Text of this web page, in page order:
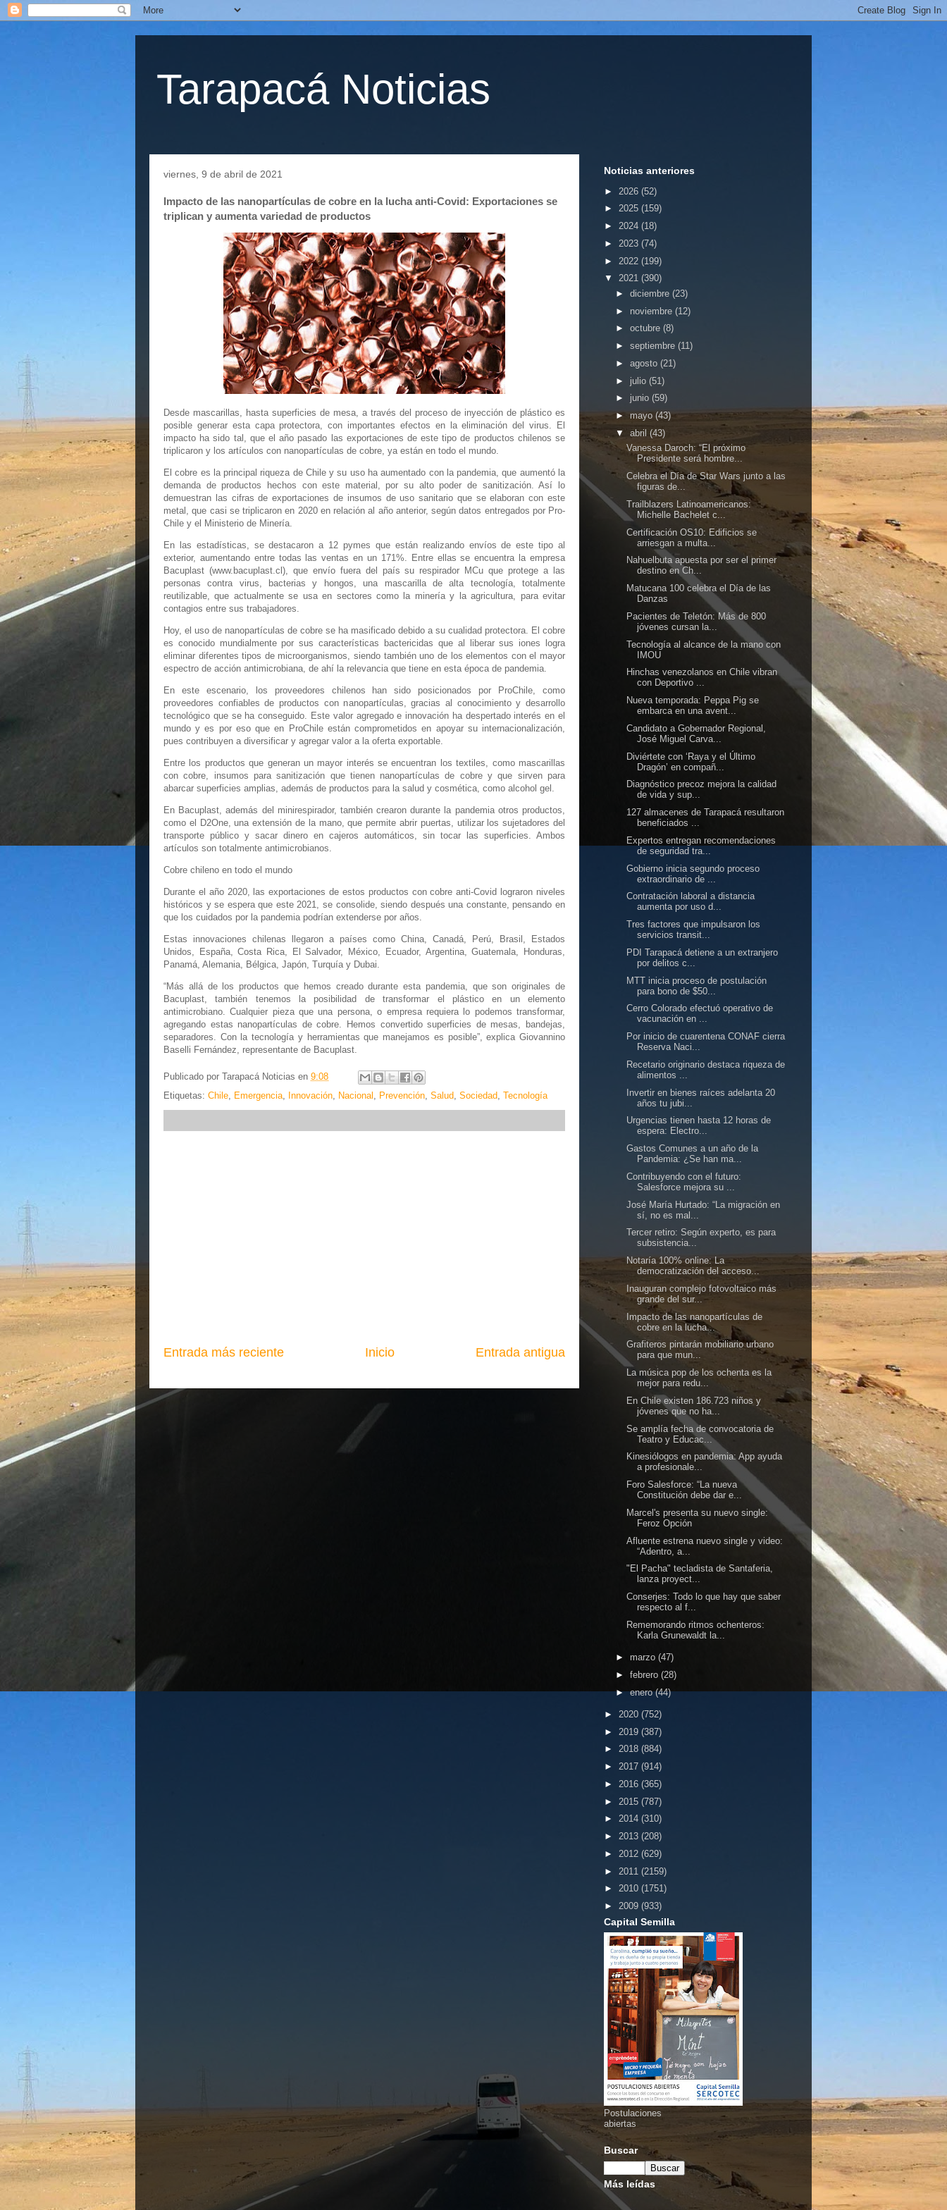
Tarapacá Noticias
viernes, 9 de abril de 2021
Impacto de las nanopartículas de cobre en la lucha anti-Covid: Exportaciones se
triplican y aumenta variedad de productos
Desde mascarillas, hasta superficies de mesa, a través del proceso de inyección de plástico es
posible generar esta capa protectora, con importantes efectos en la eliminación del virus. El
impacto ha sido tal, que el año pasado las exportaciones de este tipo de productos chilenos se
triplicaron y los artículos con nanopartículas de cobre, ya están en todo el mundo.
El cobre es la principal riqueza de Chile y su uso ha aumentado con la pandemia, que aumentó la
demanda de productos hechos con este material, por su alto poder de sanitización. Así lo
demuestran las cifras de exportaciones de insumos de uso sanitario que se elaboran con este
metal, que casi se triplicaron en 2020 en relación al año anterior, según datos entregados por Pro-
Chile y el Ministerio de Minería.
En las estadísticas, se destacaron a 12 pymes que están realizando envíos de este tipo al
exterior, aumentando entre todas las ventas en un 171%. Entre ellas se encuentra la empresa
Bacuplast (www.bacuplast.cl), que envío fuera del país su respirador MCu que protege a las
personas contra virus, bacterias y hongos, una mascarilla de alta tecnología, totalmente
reutilizable, que actualmente se usa en sectores como la minería y la agricultura, para evitar
contagios entre sus trabajadores.
Hoy, el uso de nanopartículas de cobre se ha masificado debido a su cualidad protectora. El cobre
es conocido mundialmente por sus características bactericidas que al liberar sus iones logra
eliminar diferentes tipos de microorganismos, siendo también uno de los elementos con el mayor
espectro de acción antimicrobiana, de ahí la relevancia que tiene en esta época de pandemia.
En este escenario, los proveedores chilenos han sido posicionados por ProChile, como
proveedores confiables de productos con nanopartículas, gracias al conocimiento y desarrollo
tecnológico que se ha conseguido. Este valor agregado e innovación ha despertado interés en el
mundo y es por eso que en ProChile están comprometidos en apoyar su internacionalización,
pues contribuyen a diversificar y agregar valor a la oferta exportable.
Entre los productos que generan un mayor interés se encuentran los textiles, como mascarillas
con cobre, insumos para sanitización que tienen nanopartículas de cobre y que sirven para
abarcar superficies amplias, además de productos para la salud y cosmética, como alcohol gel.
En Bacuplast, además del minirespirador, también crearon durante la pandemia otros productos,
como el D2One, una extensión de la mano, que permite abrir puertas, utilizar los sujetadores del
transporte público y sacar dinero en cajeros automáticos, sin tocar las superficies. Ambos
artículos son totalmente antimicrobianos.
Cobre chileno en todo el mundo
Durante el año 2020, las exportaciones de estos productos con cobre anti-Covid lograron niveles
históricos y se espera que este 2021, se consolide, siendo después una constante, pensando en
que los cuidados por la pandemia podrían extenderse por años.
Estas innovaciones chilenas llegaron a países como China, Canadá, Perú, Brasil, Estados
Unidos, España, Costa Rica, El Salvador, México, Ecuador, Argentina, Guatemala, Honduras,
Panamá, Alemania, Bélgica, Japón, Turquía y Dubai.
“Más allá de los productos que hemos creado durante esta pandemia, que son originales de
Bacuplast, también tenemos la posibilidad de transformar el plástico en un elemento
antimicrobiano. Cualquier pieza que una persona, o empresa requiera lo podemos transformar,
agregando estas nanopartículas de cobre. Hemos convertido superficies de mesas, bandejas,
separadores. Con la tecnología y herramientas que manejamos es posible”, explica Giovannino
Baselli Fernández, representante de Bacuplast.
Publicado por Tarapacá Noticias en 9:08
Etiquetas: Chile Emergencia Innovación Nacional Prevención Salud Sociedad Tecnología
Entrada más reciente Entrada antigua
Inicio
Noticias anteriores
► 2026 (52)
► 2025 (159)
► 2024 (18)
► 2023 (74)
► 2022 (199)
▼ 2021 (390)
► diciembre (23)
► noviembre (12)
► octubre (8)
► septiembre (11)
► agosto (21)
► julio (51)
► junio (59)
► mayo (43)
▼ abril (43)
Vanessa Daroch: “El próximo
Presidente será hombre...
Celebra el Día de Star Wars junto a las
figuras de...
Trailblazers Latinoamericanos:
Michelle Bachelet c...
Certificación OS10: Edificios se
arriesgan a multa...
Nahuelbuta apuesta por ser el primer
destino en Ch...
Matucana 100 celebra el Día de las
Danzas
Pacientes de Teletón: Más de 800
jóvenes cursan la...
Tecnología al alcance de la mano con
IMOU
Hinchas venezolanos en Chile vibran
con Deportivo ...
Nueva temporada: Peppa Pig se
embarca en una avent...
Candidato a Gobernador Regional,
José Miguel Carva...
Diviértete con ‘Raya y el Último
Dragón’ en compañ...
Diagnóstico precoz mejora la calidad
de vida y sup...
127 almacenes de Tarapacá resultaron
beneficiados ...
Expertos entregan recomendaciones
de seguridad tra...
Gobierno inicia segundo proceso
extraordinario de ...
Contratación laboral a distancia
aumenta por uso d...
Tres factores que impulsaron los
servicios transit...
PDI Tarapacá detiene a un extranjero
por delitos c...
MTT inicia proceso de postulación
para bono de $50...
Cerro Colorado efectuó operativo de
vacunación en ...
Por inicio de cuarentena CONAF cierra
Reserva Naci...
Recetario originario destaca riqueza de
alimentos ...
Invertir en bienes raíces adelanta 20
años tu jubi...
Urgencias tienen hasta 12 horas de
espera: Electro...
Gastos Comunes a un año de la
Pandemia: ¿Se han ma...
Contribuyendo con el futuro:
Salesforce mejora su ...
José María Hurtado: “La migración en
sí, no es mal...
Tercer retiro: Según experto, es para
subsistencia...
Notaría 100% online: La
democratización del acceso...
Inauguran complejo fotovoltaico más
grande del sur...
Impacto de las nanopartículas de
cobre en la lucha...
Grafiteros pintarán mobiliario urbano
para que mun...
La música pop de los ochenta es la
mejor para redu...
En Chile existen 186.723 niños y
jóvenes que no ha...
Se amplía fecha de convocatoria de
Teatro y Educac...
Kinesiólogos en pandemia: App ayuda
a profesionale...
Foro Salesforce: “La nueva
Constitución debe dar e...
Marcel's presenta su nuevo single:
Feroz Opción
Afluente estrena nuevo single y video:
“Adentro, a...
"El Pacha" tecladista de Santaferia,
lanza proyect...
Conserjes: Todo lo que hay que saber
respecto al f...
Rememorando ritmos ochenteros:
Karla Grunewaldt la...
► marzo (47)
► febrero (28)
►enero(44)
► 2020 (752)
► 2019 (387)
► 2018 (884)
► 2017 (914)
► 2016 (365)
► 2015 (787)
► 2014 (310)
► 2013 (208)
► 2012 (629)
► 2011 (2159)
► 2010 (1751)
► 2009 (933)
Capital Semilla
Postulaciones
abiertas
Buscar
Más leídas